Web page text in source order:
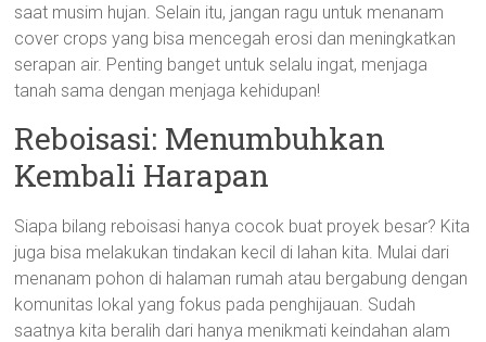
saat musim hujan. Selain itu, jangan ragu untuk menanam
cover crops yang bisa mencegah erosi dan meningkatkan
serapan air. Penting banget untuk selalu ingat, menjaga
tanah sama dengan menjaga kehidupan!
Reboisasi: Menumbuhkan
Kembali Harapan
Siapa bilang reboisasi hanya cocok buat proyek besar? Kita
juga bisa melakukan tindakan kecil di lahan kita. Mulai dari
menanam pohon di halaman rumah atau bergabung dengan
komunitas lokal yang fokus pada penghijauan. Sudah
saatnya kita beralih dari hanya menikmati keindahan alam